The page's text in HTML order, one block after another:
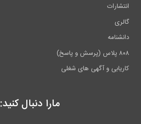
انتشارات
گالری
دانشنامه
۸۰۸ پلاس (پرسش و پاسخ)
کاریابی و آگهی های شغلی
مارا دنبال کنید: